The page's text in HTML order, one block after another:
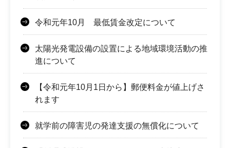
令和元年10月 最低賃金改定について
太陽光発電設備の設置による地域環境活動の推
進について
【令和元年10月1日から】郵便料金が値上げさ
れます
就学前の障害児の発達支援の無償化について